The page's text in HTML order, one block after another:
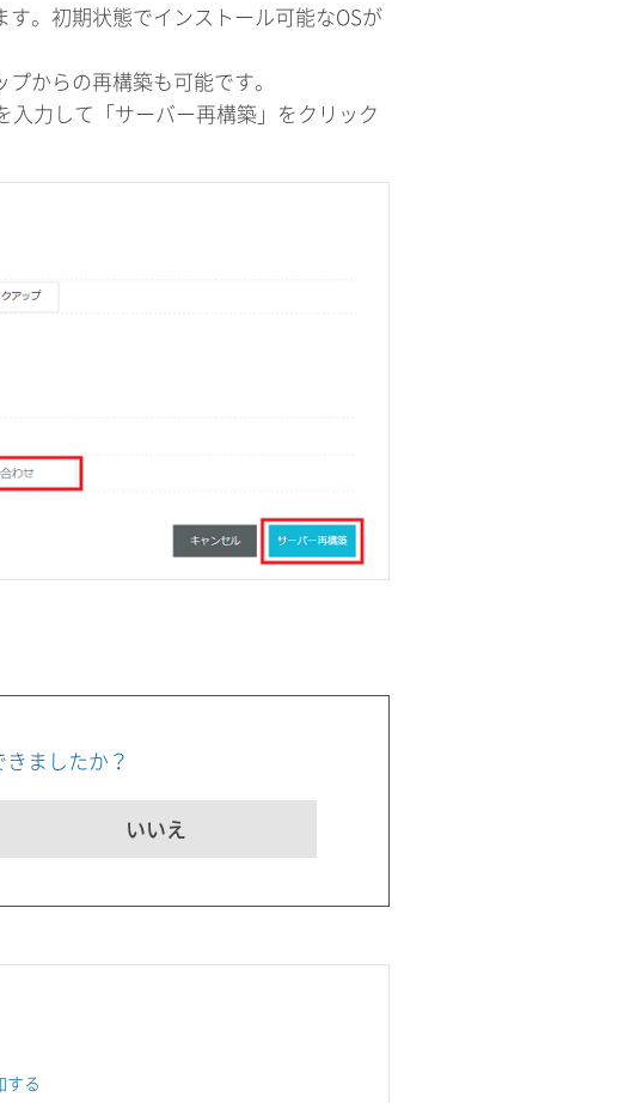
。初期状態でインストール可能なOSが
からの再構築も可能です。
力して「サーバー再構築」をクリック
ましたか？
いいえ
する